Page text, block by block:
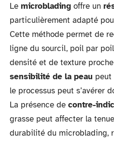
Le microblading offre un
particulièrement adapté
Cette méthode permet de
ligne du sourcil, poil par
densité et de texture
sensibilité de la peau peut
le processus peut s’avérer
La présence de contre-
grasse peut affecter la
durabilité du microblading,